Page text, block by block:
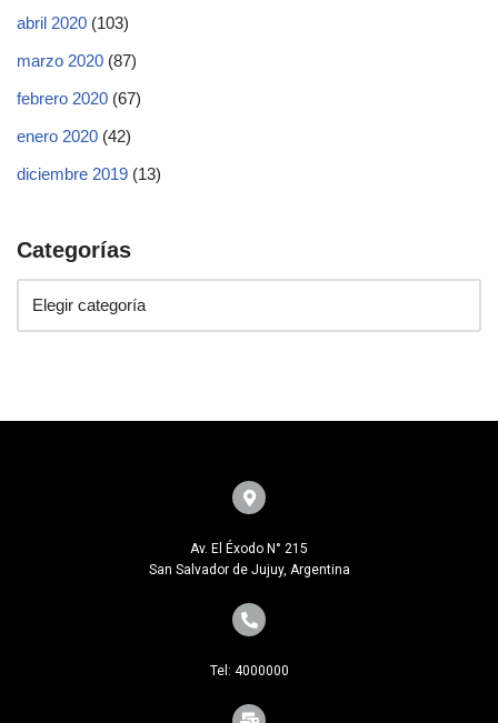
abril 2020 (103)
marzo 2020 (87)
febrero 2020 (67)
enero 2020 (42)
diciembre 2019 (13)
Categorías
Av. El Éxodo N° 215
San Salvador de Jujuy, Argentina
Tel: 4000000